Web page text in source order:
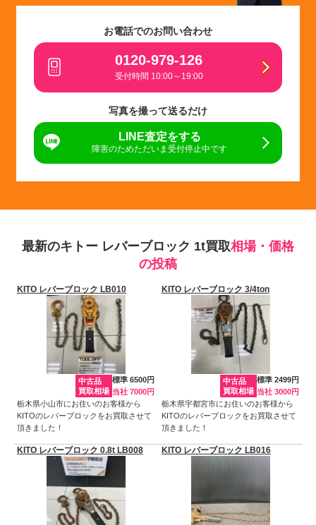
お電話でのお問い合わせ
0120-979-126
受付時間 10:00～19:00
写真を撮って送るだけ
LINE査定をする
障害のためただいま受付停止中です
最新のキトー レバーブロック 1t買取相場・価格
の投稿
KITO レバーブロック LB010
中古品
買取相場
標準 6500円
当社 7000円
栃木県小山市にお住いのお客様から
KITOのレバーブロックをお買取させて
頂きました！
KITO レバーブロック 3/4ton
中古品
買取相場
標準 2499円
当社 3000円
栃木県宇都宮市にお住いのお客様から
KITOのレバーブロックをお買取させて
頂きました！
KITO レバーブロック 0.8t LB008 KITO レバーブロック LB016